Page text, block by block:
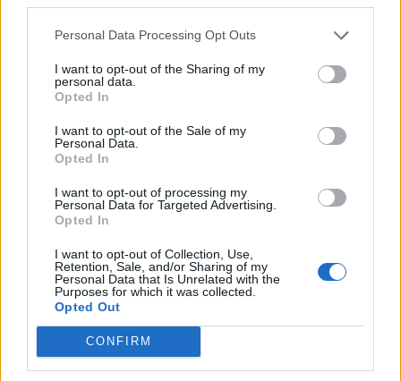
Personal Data Processing Opt Outs
I want to opt-out of the Sharing of my
personal data.
Opted In
I want to opt-out of the Sale of my
Personal Data.
Opted In
I want to opt-out of processing my
Personal Data for Targeted Advertising.
Opted In
I want to opt-out of Collection, Use,
Retention, Sale, and/or Sharing of my
Personal Data that Is Unrelated with the
Purposes for which it was collected.
Opted Out
CONFIRM
Calabria. Battisti: contributo al
21/05/2020
INCREDIBILE
La paura coronavirus corre sui
Roma viaggia così
29/02/2020
EMERGENZA CORONAVIRUS
I treni vanno in tilt: ritardi di
rimborsati